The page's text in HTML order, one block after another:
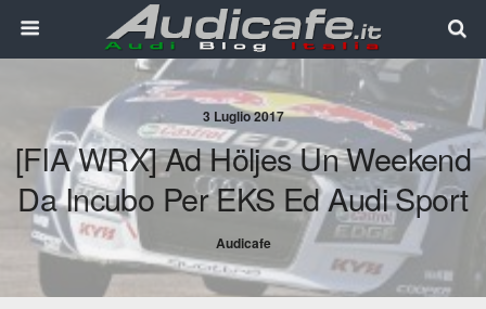
3 Luglio 2017
[FIA WRX] Ad Höljes Un Weekend
Da Incubo Per EKS Ed Audi Sport
Audicafe